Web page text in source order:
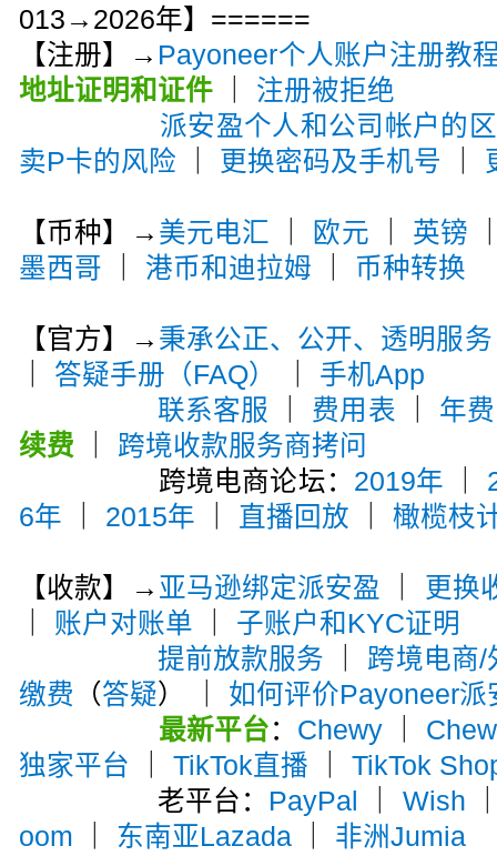
013→2026年】======
【注册】→ Payoneer个人账户注册教
地址证明和证件
注册被拒绝
派安盈个人和公司帐户的
卖P卡的风险
更换密码及手机号
【币种】→ 美元电汇 欧元 英镑
墨西哥
港币和迪拉姆 币种转换
【官方】→ 秉承公正、公开、透明服务
答疑手册（FAQ）
手机App
联系客服
费用表 年费
续费
跨境收款服务商拷问
跨境电商论坛： 2019年
6年
2015年 直播回放 ｜橄榄枝
【收款】→ 亚马逊绑定派安盈
更换
账户对账单
子账户和KYC证明
提前放款服务
跨境电商/
缴费 （答疑） ｜ 如何评价Payoneer派
最新平台： Chewy｜
独家平台 ｜TikTok直播 ｜TikTok
老平台： PayPal Wish
oom
东南亚Lazada 非洲Jumia